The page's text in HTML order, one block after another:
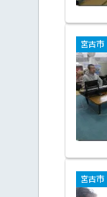
宮古市
宮古市